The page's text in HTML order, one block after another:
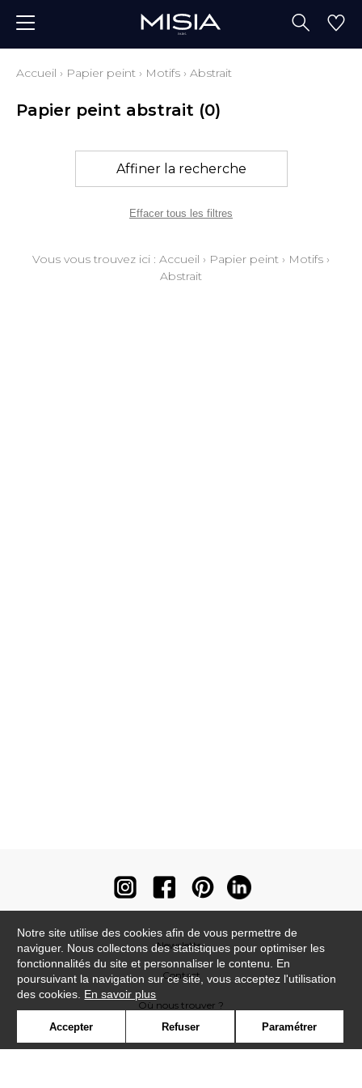
Accueil › Papier peint › Motifs › Abstrait
Papier peint abstrait (0)
Affiner la recherche
Effacer tous les filtres
Vous vous trouvez ici : Accueil › Papier peint › Motifs ›
Abstrait
Newsletter
Contact
Où nous trouver ?
Notre site utilise des cookies afin de vous permettre de
naviguer. Nous collectons des statistiques pour optimiser les
fonctionnalités du site et personnaliser le contenu. En
poursuivant la navigation sur ce site, vous acceptez l'utilisation
des cookies. En savoir plus
Accepter Refuser Paramétrer